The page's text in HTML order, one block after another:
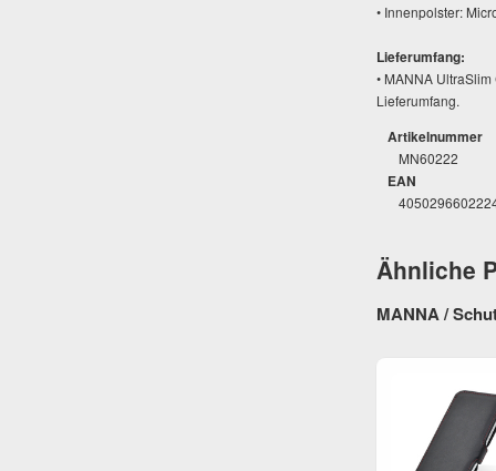
• Innenpolster:
Lieferumfang:
• MANNA
Lieferumfang.
Artikelnummer
MN60222
EAN
Ähnliche
MANNA /